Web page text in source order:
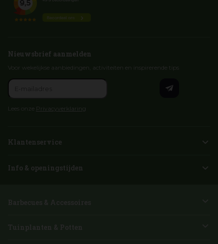
Nieuwsbrief aanmelden
Voor wekelijkse aanbiedingen, activiteiten en inspirerende tips
Lees onze Privacyverklaring
Klantenservice
Info & openingstijden